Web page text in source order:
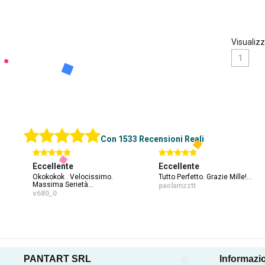
1
Con 1533 Recensioni Reali
. Velocissimo.
Serietà...
Eccellente
Tutto Perfetto. Grazie Mille!...
paolamzztt
Ok!...
PANTART SRL